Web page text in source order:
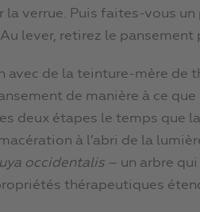
la verrue. Puis faites-vous
lever, retirez le pansement
avec de la teinture-mère de
de manière à ce
deux étapes le temps que
à l’abri de la
occidentalis – un arbre
thérapeutiques